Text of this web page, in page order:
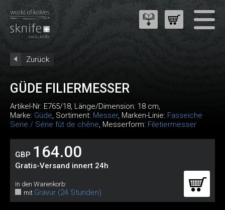
Zurück
GÜDE FILIERMESSER
Artikel-Nr: E765/18, Länge/Dimension: 18 cm,
Marke: Güde, Sortiment: Messer, Marken-Linie: Fasseiche
Serie / Série fût de chêne, Messerform: Filetiermesser
GBP 164.00
Gratis-Versand innert 24h
In den Warenkorb:
mit Gravur (24 Stunden)